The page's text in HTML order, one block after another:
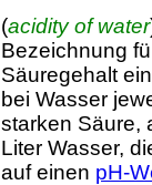
(acidity of water
Bezeichnung
Säuregehalt
bei Wasser
starken Säure,
Liter Wasser,
auf einen pH-